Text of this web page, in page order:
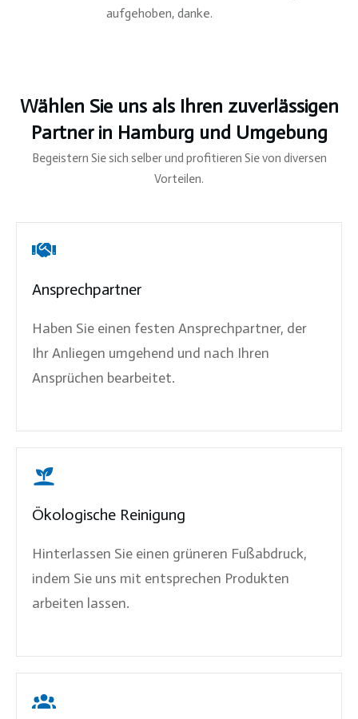
aufgehoben, danke.
Wählen Sie uns als Ihren zuverlässigen
Partner in Hamburg und Umgebung
Begeistern Sie sich selber und profitieren Sie von diversen
Vorteilen.
Ansprechpartner
Haben Sie einen festen Ansprechpartner, der
Ihr Anliegen umgehend und nach Ihren
Ansprüchen bearbeitet.
Ökologische Reinigung
Hinterlassen Sie einen grüneren Fußabdruck,
indem Sie uns mit entsprechen Produkten
arbeiten lassen.